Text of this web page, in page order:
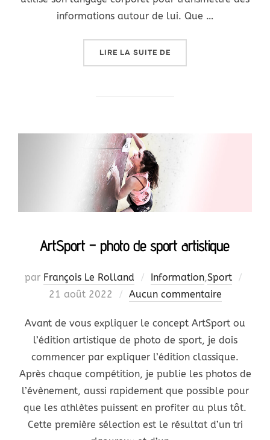
informations autour de lui. Que …
LIRE LA SUITE DE
ArtSport – photo de sport artistique
par François Le Rolland Information,Sport
21 août 2022 Aucun commentaire
Avant de vous expliquer le concept ArtSport ou
l’édition artistique de photo de sport, je dois
commencer par expliquer l’édition classique.
Après chaque compétition, je publie les photos de
l’évènement, aussi rapidement que possible pour
que les athlètes puissent en profiter au plus tôt.
Cette première sélection est le résultat d’un tri